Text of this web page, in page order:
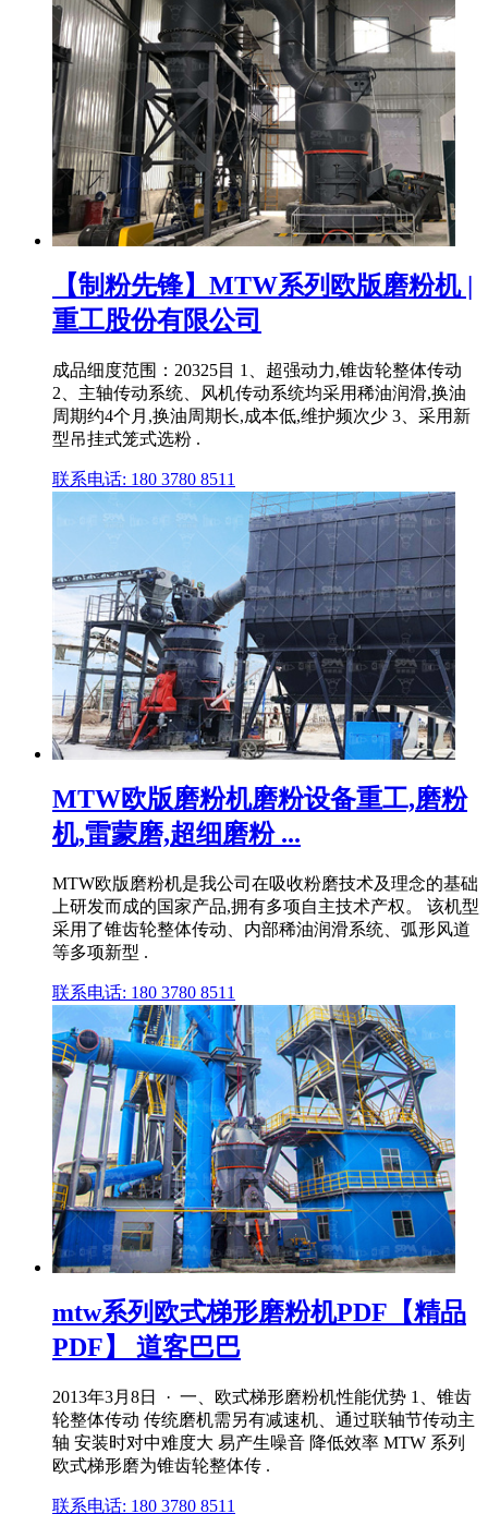
【制粉先锋】MTW系列欧版磨粉机 |
重工股份有限公司
成品细度范围：20325目 1、超强动力,锥齿轮整体传动
2、主轴传动系统、风机传动系统均采用稀油润滑,换油
周期约4个月,换油周期长,成本低,维护频次少 3、采用新
型吊挂式笼式选粉 .
联系电话: 180 3780 8511
MTW欧版磨粉机磨粉设备重工,磨粉
机,雷蒙磨,超细磨粉 ...
MTW欧版磨粉机是我公司在吸收粉磨技术及理念的基础
上研发而成的国家产品,拥有多项自主技术产权。 该机型
采用了锥齿轮整体传动、内部稀油润滑系统、弧形风道
等多项新型 .
联系电话: 180 3780 8511
mtw系列欧式梯形磨粉机PDF【精品
PDF】 道客巴巴
2013年3月8日 · 一、欧式梯形磨粉机性能优势 1、锥齿
轮整体传动 传统磨机需另有减速机、通过联轴节传动主
轴 安装时对中难度大 易产生噪音 降低效率 MTW 系列
欧式梯形磨为锥齿轮整体传 .
联系电话: 180 3780 8511